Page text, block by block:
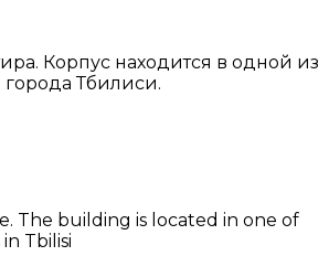
Корпус находится в одной из
Тбилиси.
The building is located in one of
Tbilisi